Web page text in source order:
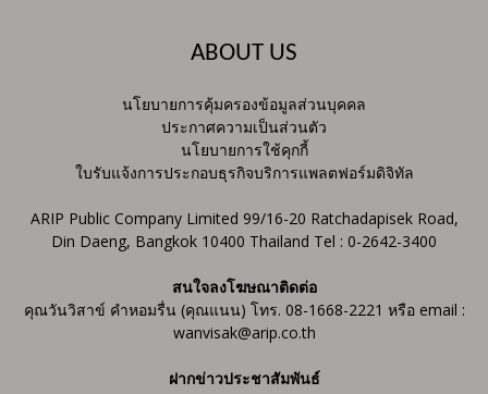
ABOUT US
นโยบายการคุ้มครองข้อมูลส่วนบุคคล
ประกาศความเป็นส่วนตัว
นโยบายการใช้คุกกี้
ใบรับแจ้งการประกอบธุรกิจบริการแพลตฟอร์มดิจิทัล
ARIP Public Company Limited 99/16-20 Ratchadapisek Road,
Din Daeng, Bangkok 10400 Thailand Tel : 0-2642-3400
สนใจลงโฆษณาติดต่อ
คุณวันวิสาข์ คำหอมรื่น (คุณแนน) โทร. 08-1668-2221 หรือ email :
wanvisak@arip.co.th
ฝากข่าวประชาสัมพันธ์